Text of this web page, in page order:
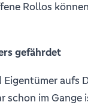
Rollos
gefährdet
aufs
schon im Gange